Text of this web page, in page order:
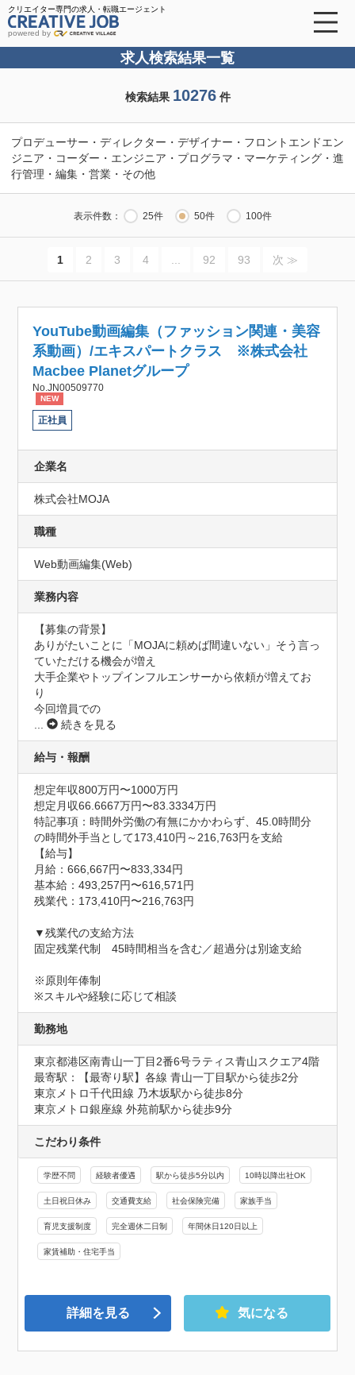
クリエイター専門の求人・転職エージェント
powered by
求人検索結果一覧
検索結果 10276件
プロデューサー・ディレクター・デザイナー・フロントエンドエン
ジニア・コーダー・エンジニア・プログラマ・マーケティング・進
行管理・編集・営業・その他
表示件数： 25件 50件 100件
1 2 3 4 92 93 次 ≫
YouTube動画編集（ファッション関連・美容
系動画）/エキスパートクラス ※株式会社
Macbee Planetグループ
No.JN00509770
NEW
正社員
企業名
株式会社MOJA
職種
Web動画編集(Web)
業務内容
【募集の背景】
ありがたいことに「MOJAに頼めば間違いない」そう言っ
ていただける機会が増え
大手企業やトップインフルエンサーから依頼が増えてお
り
今回増員での
...
続きを見る
給与・報酬
想定年収800万円〜1000万円
想定月収66.6667万円〜83.3334万円
特記事項：時間外労働の有無にかかわらず、45.0時間分
の時間外手当として173,410円～216,763円を支給
【給与】
月給：666,667円〜833,334円
基本給：493,257円〜616,571円
残業代：173,410円〜216,763円
▼残業代の支給方法
固定残業代制　45時間相当を含む／超過分は別途支給
※原則年俸制
※スキルや経験に応じて相談
勤務地
東京都港区南青山一丁目2番6号ラティス青山スクエア4階
最寄駅：【最寄り駅】各線 青山一丁目駅から徒歩2分
東京メトロ千代田線 乃木坂駅から徒歩8分
東京メトロ銀座線 外苑前駅から徒歩9分
こだわり条件
学歴不問 経験者優遇 駅から徒歩5分以内 10時以降出社OK
土日祝日休み 交通費支給 社会保険完備 家族手当
育児支援制度 完全週休二日制 年間休日120日以上
家賃補助・住宅手当
詳細を見る 気になる